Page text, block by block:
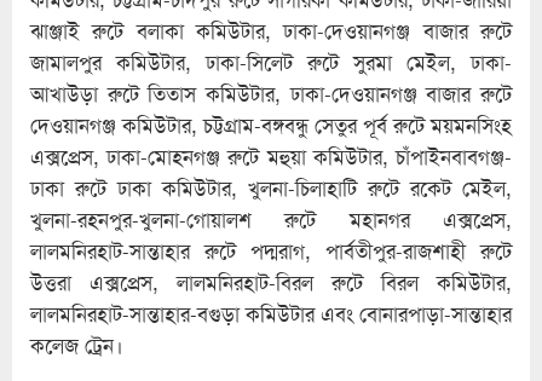
ঝাঞ্জাই রুটে বলাকা কমিউটার, ঢাকা-দেওয়ানগঞ্জ বাজার রুটে
জামালপুর কমিউটার, ঢাকা-সিলেট রুটে সুরমা মেইল, ঢাকা-
আখাউড়া রুটে তিতাস কমিউটার, ঢাকা-দেওয়ানগঞ্জ বাজার রুটে
দেওয়ানগঞ্জ কমিউটার, চট্টগ্রাম-বঙ্গবন্ধু সেতুর পূর্ব রুটে ময়মনসিংহ
এক্সপ্রেস, ঢাকা-মোহনগঞ্জ রুটে মহুয়া কমিউটার, চাঁপাইনবাবগঞ্জ-
ঢাকা রুটে ঢাকা কমিউটার, খুলনা-চিলাহাটি রুটে রকেট মেইল,
খুলনা-রহনপুর-খুলনা-গোয়ালশ রুটে মহানগর এক্সপ্রেস,
লালমনিরহাট-সান্তাহার রুটে পদ্মরাগ, পার্বতীপুর-রাজশাহী রুটে
উত্তরা এক্সপ্রেস, লালমনিরহাট-বিরল রুটে বিরল কমিউটার,
লালমনিরহাট-সান্তাহার-বগুড়া কমিউটার এবং বোনারপাড়া-সান্তাহার
কলেজ ট্রেন।